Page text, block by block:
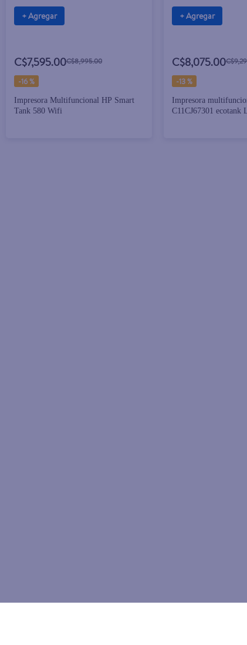
+ Agregar
C$7,595.00C$8,995.00
-16 %
Impresora Multifuncional HP Smart
Tank 580 Wifi
+ Agregar
C$8,075.00
-13 %
Impresora
C11CJ67301 ecotank